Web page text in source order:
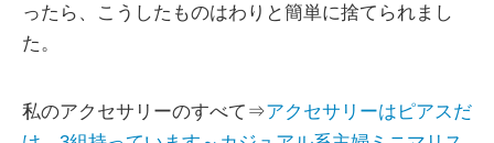
ったら、こうしたものはわりと簡単に捨てられまし
た。
私のアクセサリーのすべて⇒アクセサリーはピアスだ